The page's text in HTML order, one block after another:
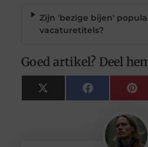
Zijn 'bezige bijen'
vacaturetitels?
Goed artikel? Deel
X
(Twitter)
Facebook